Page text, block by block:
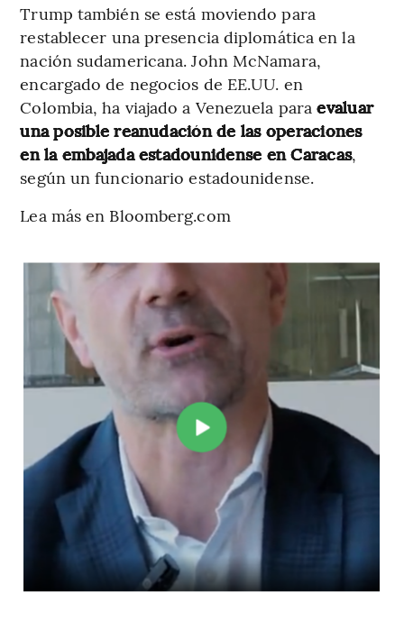
Trump también se está moviendo para
restablecer una presencia diplomática en la
nación sudamericana. John McNamara,
encargado de negocios de EE.UU. en
Colombia, ha viajado a Venezuela para evaluar
una posible reanudación de las operaciones
en la embajada estadounidense en Caracas,
según un funcionario estadounidense.
Lea más en Bloomberg.com